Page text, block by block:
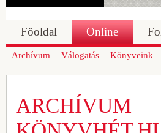
Főoldal Online
Archívum Válogatás Könyveink
ARCHÍVUM